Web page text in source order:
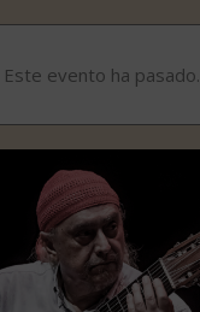
Este evento ha pasado.